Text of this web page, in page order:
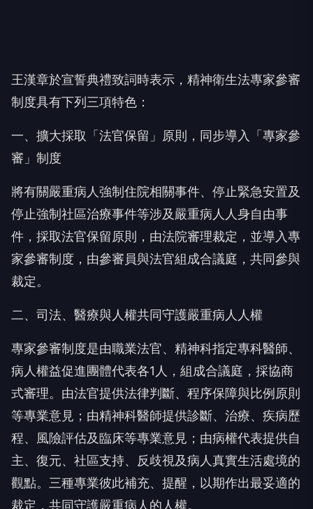
王漢章於宣誓典禮致詞時表示，精神衛生法專家參審
制度具有下列三項特色：
一、擴大採取「法官保留」原則，同步導入「專家參
審」制度
將有關嚴重病人強制住院相關事件、停止緊急安置及
停止強制社區治療事件等涉及嚴重病人人身自由事
件，採取法官保留原則，由法院審理裁定，並導入專
家參審制度，由參審員與法官組成合議庭，共同參與
裁定。
二、司法、醫療與人權共同守護嚴重病人人權
專家參審制度是由職業法官、精神科指定專科醫師、
病人權益促進團體代表各1人，組成合議庭，採協商
式審理。由法官提供法律判斷、程序保障與比例原則
等專業意見；由精神科醫師提供診斷、治療、疾病歷
程、風險評估及臨床等專業意見；由病權代表提供自
主、復元、社區支持、反歧視及病人真實生活處境的
觀點。三種專業彼此補充、提醒，以期作出最妥適的
裁定，共同守護嚴重病人的人權。